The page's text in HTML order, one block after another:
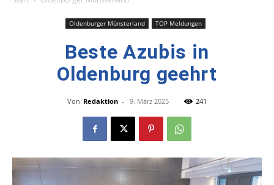
Oldenburger Münsterland TOP Meldungen
Beste Azubis in
Oldenburg geehrt
Von Redaktion - 9. März 2025 241